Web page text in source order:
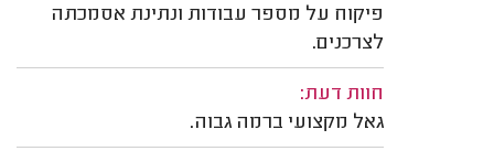
פיקוח על מספר עבודות ונתינת אסמכתה
לצרכנים.
חוות דעת:
גאל מקצועי ברמה גבוה.